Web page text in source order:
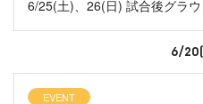
6/25(土)、26(日) 試合後グラ
6/
EVENT